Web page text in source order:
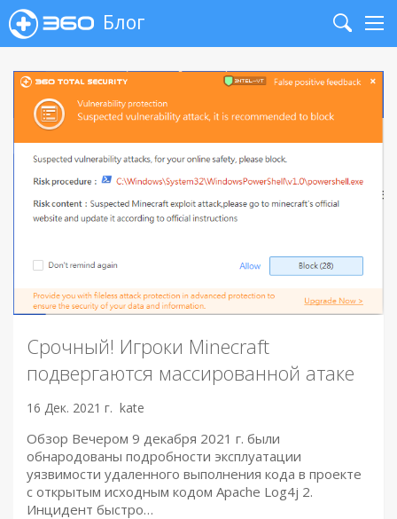
Блог
Search
Срочный! Игроки Minecraft
подвергаются массированной атаке
16 Дек. 2021 г. kate
Обзор Вечером 9 декабря 2021 г. были
обнародованы подробности эксплуатации
уязвимости удаленного выполнения кода в проекте
с открытым исходным кодом Apache Log4j 2.
Инцидент быстро…